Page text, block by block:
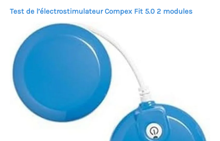
Test de l’électrostimulateur Compex Fit 5.0 2 modules